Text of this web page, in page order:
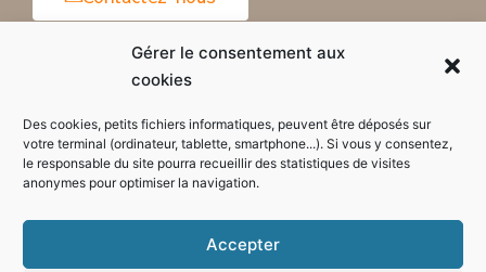
Gérer le consentement aux
cookies
Des cookies, petits fichiers informatiques, peuvent être déposés sur
votre terminal (ordinateur, tablette, smartphone...). Si vous y consentez,
le responsable du site pourra recueillir des statistiques de visites
anonymes pour optimiser la navigation.
Accepter
Horaires d'ouverture de la mairie